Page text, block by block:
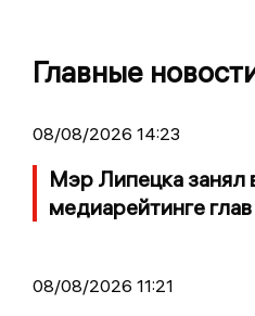
Главные
08/08/2026 14:23
Мэр Липецка занял
медиарейтинге
08/08/2026 11:21